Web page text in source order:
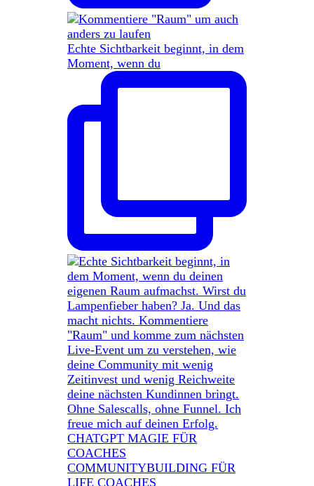
Echte Sichtbarkeit beginnt, in dem
Moment, wenn du